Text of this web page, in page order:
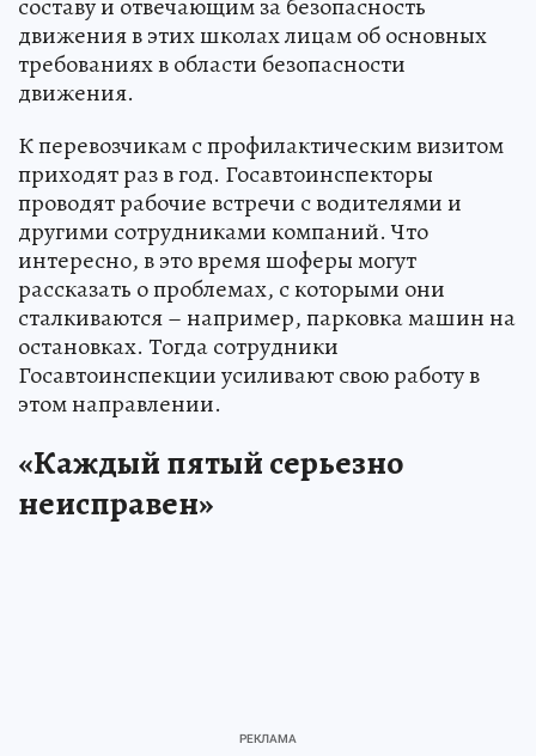
составу и отвечающим за безопасность
движения в этих школах лицам об основных
требованиях в области безопасности
движения.
К перевозчикам с профилактическим визитом
приходят раз в год. Госавтоинспекторы
проводят рабочие встречи с водителями и
другими сотрудниками компаний. Что
интересно, в это время шоферы могут
рассказать о проблемах, с которыми они
сталкиваются – например, парковка машин на
остановках. Тогда сотрудники
Госавтоинспекции усиливают свою работу в
этом направлении.
«Каждый пятый серьезно
неисправен»